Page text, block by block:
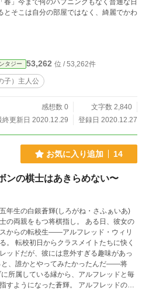
」今まで何のハプニングもなく普通な日
とそこは自分の部屋ではなく、綺麗でかわ
タジー 53,262 位 / 53,262件
子）主人公
感想数 0
文字数 2,840
終更新日 2020.12.29
登録日 2020.12.27
お気に入り追加 14
ンの棋士はあきらめない〜
年生の白銀蒼輝(しろがね・さふぁいあ)
の両親をもつ将棋指し。 ある日、彼女の
からの転校生――アルフレッド・ウィリ
。 転校初日からクラスメイトたちに快く
ッドだが、彼には意外すぎる趣味があっ
すようになった蒼輝。 アルフレッドの純